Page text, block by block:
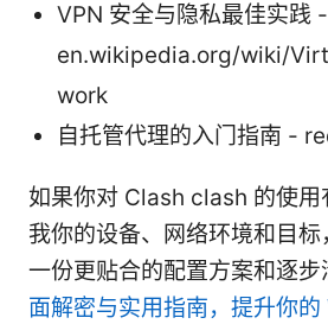
VPN 安全与隐私最佳实践 -
en.wikipedia.org/wiki/
work
自托管代理的入门指南 -
如果你对 Clash clash 的使用
我你的设备、网络环境和目标
一份更贴合的配置方案和逐步
面解密与实用指南，提升你的